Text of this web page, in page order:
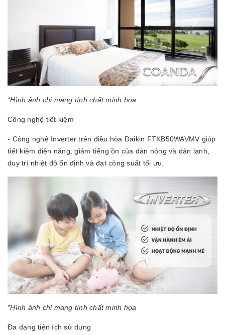
*Hình ảnh chỉ mang tính chất minh họa
Công nghệ tiết kiệm
- Công nghệ Inverter trên điều hòa Daikin FTKB50WAVMV giúp
tiết kiệm điện năng, giảm tiếng ồn của dàn nóng và dàn lạnh,
duy trì nhiệt độ ổn định và đạt công suất tối ưu.
*Hình ảnh chỉ mang tính chất minh họa
Đa dạng tiện ích sử dụng